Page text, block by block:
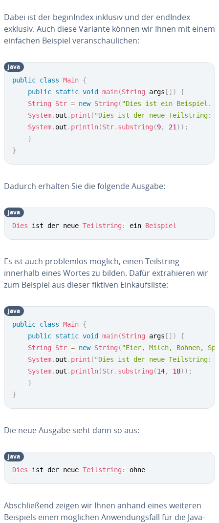
Dabei ist der be­gin­In­dex inklusiv und der endIndex
exklusiv. Auch diese Variante können wir Ihnen mit einem
einfachen Beispiel ver­an­schau­li­chen:
public class Main {
public static void main(String args [ ] )
{
String
Str = new String ( "Dies ist ein Beispiel.
System. out . print ( "Dies ist der neue Teilstring: "
System. out . println(Str. substring (9, 21 ) ) ;
}
}
java
Dadurch erhalten Sie die folgende Ausgabe:
Dies ist der neue Teilstring : ein Beispiel
java
Es ist auch pro­blem­los möglich, einen Teil­string
innerhalb eines Wortes zu bilden. Dafür ex­tra­hie­ren wir
zum Beispiel aus dieser fiktiven Ein­kaufs­lis­te:
public class Main {
public static void main(String args [ ] )
{
String
Str = new String ( "Eier, Milch, Bohnen,
System. out . print ( "Dies ist der neue Teilstring: "
System. out . println(Str. substring (14, 18) ) ;
}
}
java
Die neue Ausgabe sieht dann so aus:
Dies ist der neue Teilstring : ohne
java
Ab­schlie­ßend zeigen wir Ihnen anhand eines weiteren
Beispiels einen möglichen An­wen­dungs­fall für die Java-